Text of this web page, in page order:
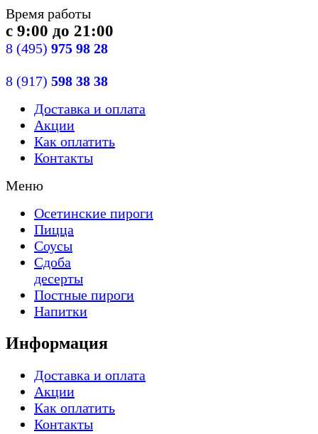
Время работы
с 9:00 до 21:00
8 (495) 975 98 28
8 (917) 598 38 38
Доставка и оплата
Акции
Как оплатить
Контакты
Меню
Осетинские пироги
Пицца
Cоусы
Сдобa
десерты
Постные пироги
Напитки
Информация
Доставка и оплата
Акции
Как оплатить
Контакты